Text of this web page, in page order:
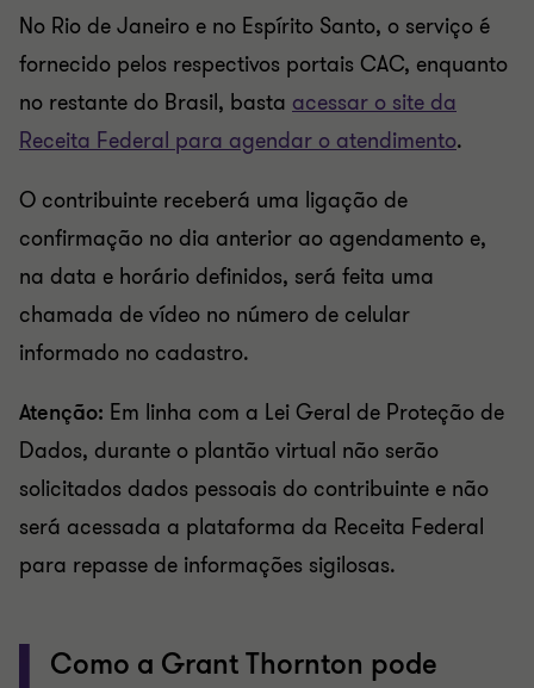
No Rio de Janeiro e no Espírito Santo, o serviço é
fornecido pelos respectivos portais CAC, enquanto
no restante do Brasil, basta acessar o site da
Receita Federal para agendar o atendimento.
O contribuinte receberá uma ligação de
confirmação no dia anterior ao agendamento e,
na data e horário definidos, será feita uma
chamada de vídeo no número de celular
informado no cadastro.
Atenção: Em linha com a Lei Geral de Proteção de
Dados, durante o plantão virtual não serão
solicitados dados pessoais do contribuinte e não
será acessada a plataforma da Receita Federal
para repasse de informações sigilosas.
Como a Grant Thornton pode